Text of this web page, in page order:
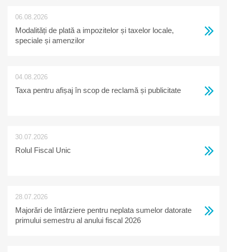
06.08.2026
Modalități de plată a impozitelor și taxelor locale,
speciale și amenzilor
04.08.2026
Taxa pentru afișaj în scop de reclamă și publicitate
30.07.2026
Rolul Fiscal Unic
28.07.2026
Majorări de întârziere pentru neplata sumelor datorate
primului semestru al anului fiscal 2026